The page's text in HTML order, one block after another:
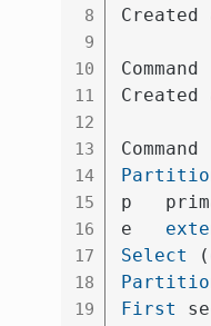
8
9
10
11
12
13
14
15
16
17
18
19
Created
Command
Created
Command
p
e
Select
(
First